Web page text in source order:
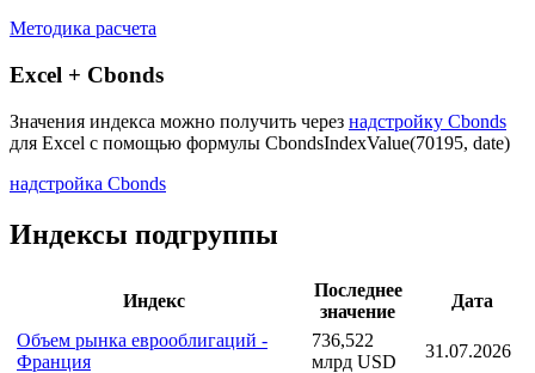
Методика расчета
Excel + Cbonds
Значения индекса можно получить через надстройку Cbonds
для Excel с помощью формулы CbondsIndexValue(70195, date)
надстройка Cbonds
Индексы подгруппы
Индекс
Последнее
значение
Дата
Объем рынка еврооблигаций -
Франция
736,522
млрд USD
31.07.2026